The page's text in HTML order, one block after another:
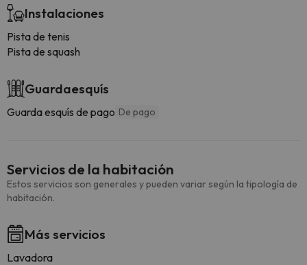
Instalaciones
Pista de tenis
Pista de squash
Guardaesquís
Guarda esquís de pago De pago
Servicios de la habitación
Estos servicios son generales y pueden variar según la tipología de
habitación.
Más servicios
Lavadora